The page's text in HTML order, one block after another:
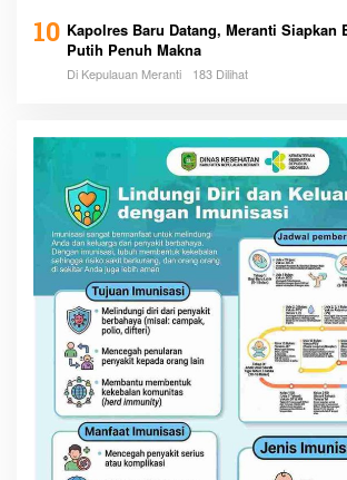
10 Kapolres Baru Datang, Meranti Siapkan
Putih Penuh Makna
Di Kepulauan Meranti 183 Dilihat